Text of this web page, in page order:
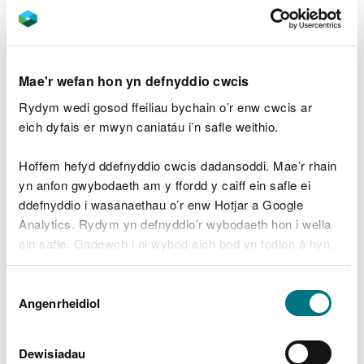
Mae'r wefan hon yn defnyddio cwcis
Rydym wedi gosod ffeiliau bychain o’r enw cwcis ar
eich dyfais er mwyn caniatáu i’n safle weithio.
Hoffem hefyd ddefnyddio cwcis dadansoddi. Mae’r rhain
yn anfon gwybodaeth am y ffordd y caiff ein safle ei
ddefnyddio i wasanaethau o’r enw Hotjar a Google
Analytics. Rydym yn defnyddio’r wybodaeth hon i wella
ein safle. Gadewch i ni wybod eich bod yn fodlon â hyn.
Byddwn yn defnyddio cwci i gadw eich dewis.
Gellirdarllen mwy am ein cwcis cyn i chi ddewis.
Caniatâd
Angenrheidiol
Dewisiadau
Beth i'w gynnwys yn eich
cais
Wrth wneud eich cais, sicrhewch eich bod yn
llenwi'r ffurflen briodol (sydd ar gael isod) yn gywir
ac yn cynnwys yr elfennau canlynol:
lluniau manwl sy'n dangos yr hyn rydych yn
dymuno ei wneud, ynghyd ag unrhyw gyfrifon
datganiad dull ar gyfer y gwaith, gan gynnwys
manylion ar sut bydd y gwaith yn cael ei
gyflawni ac unrhyw fesurau diogelu/lliniaru
Gwaith parhaol a thros dro
yn barhaol neu dros dro.